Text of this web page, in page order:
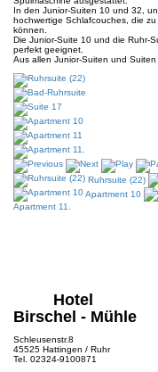
In den Junior-Suiten 10 und 32,
hochwertige Schlafcouches, die
können.
Die Junior-Suite 10 und die Ruhr-
perfekt geeignet.
Aus allen Junior-Suiten und
Ruhrsuite (22)
Apartment 10
Apartment 11.
Hotel
Birschel - Mühle
Schleusenstr.8
45525 Hattingen / Ruhr
Tel. 02324-9100871